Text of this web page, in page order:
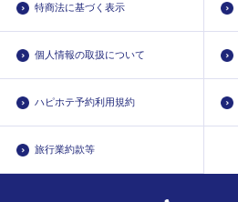
特商法に基づく表示
個人情報の取扱について
ハピホテ予約利用規約
旅行業約款等